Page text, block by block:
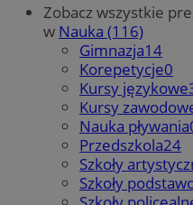
Zobacz wszystkie
w Nauka (116)
Gimnazja14
Korepetycje0
Kursy językowe
Kursy
Nauka pływania
Przedszkola24
Szkoły
Szkoły